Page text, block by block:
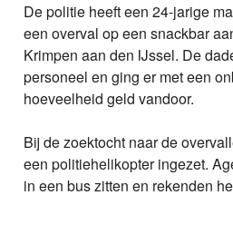
De politie heeft een 24-jarige
een overval op een snackbar
Krimpen aan den IJssel. De
personeel en ging er met een
hoeveelheid geld vandoor.
Bij de zoektocht naar de
een politiehelikopter ingezet.
in een bus zitten en rekenden